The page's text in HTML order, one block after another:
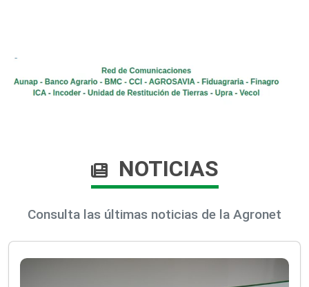
NOTICIAS
Consulta las últimas noticias de la Agronet